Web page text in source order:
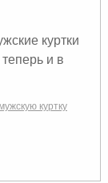
куртки
и в
куртку